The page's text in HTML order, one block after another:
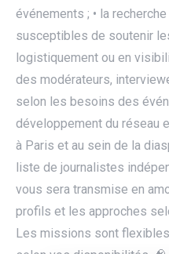
événements ; • la
susceptibles de soutenir
logistiquement ou en
des modérateurs,
selon les besoins des
développement du réseau
à Paris et au sein de la
liste de journalistes
vous sera transmise en
profils et les approches
Les missions sont